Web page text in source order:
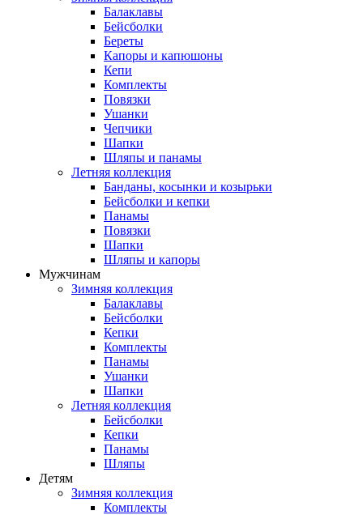
Балаклавы
Бейсболки
Береты
Капоры и капюшоны
Кепи
Комплекты
Повязки
Ушанки
Чепчики
Шапки
Шляпы и панамы
Летняя коллекция
Банданы, косынки и козырьки
Бейсболки и кепки
Панамы
Повязки
Шапки
Шляпы и капоры
Мужчинам
Зимняя коллекция
Балаклавы
Бейсболки
Кепки
Комплекты
Панамы
Ушанки
Шапки
Летняя коллекция
Бейсболки
Кепки
Панамы
Шляпы
Детям
Зимняя коллекция
Комплекты